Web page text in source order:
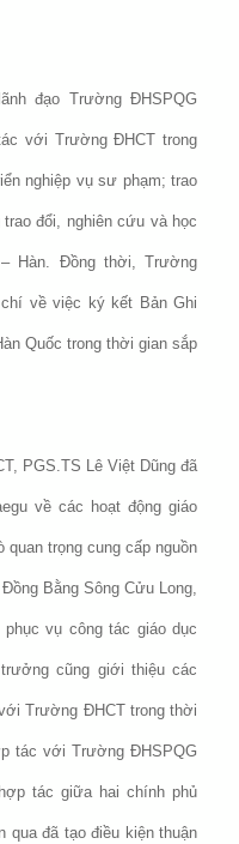
đạo Trường ĐHSPQG
với Trường ĐHCT trong
nghiệp vụ sư phạm; trao
đổi, nghiên cứu và học
Hàn. Đồng thời, Trường
về việc ký kết Bản Ghi
Quốc trong thời gian sắp
PGS.TS Lê Việt Dũng đã
về các hoạt động giáo
trọng cung cấp nguồn
Bằng Sông Cửu Long,
vụ công tác giáo dục
cũng giới thiệu các
Trường ĐHCT trong thời
tác với Trường ĐHSPQG
tác giữa hai chính phủ
qua đã tạo điều kiện thuận